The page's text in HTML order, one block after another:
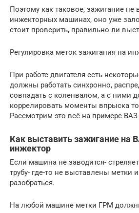
Поэтому как таковое, зажигание не
инжекторных машинах, оно уже
стоит проверить, правильно ли
Регулировка меток зажигания на
При работе двигателя есть
должны работать синхронно,
совпадать с коленвалом, а с ними
коррелировать моменты впрыска
Рассмотрим это всё на примере
Как выставить зажигание на
инжектор
Если машина не заводится-
трубу- где-то не выставлены метки
разобраться.
На любой машине метки ГРМ